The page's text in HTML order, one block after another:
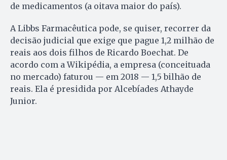
de medicamentos (a oitava maior do país).
A Libbs Farmacêutica pode, se quiser, recorrer da
decisão judicial que exige que pague 1,2 milhão de
reais aos dois filhos de Ricardo Boechat. De
acordo com a Wikipédia, a empresa (conceituada
no mercado) faturou — em 2018 — 1,5 bilhão de
reais. Ela é presidida por Alcebíades Athayde
Junior.